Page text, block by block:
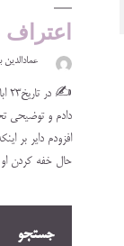
اعتراف
عمادالدین
دادم و توضیحی
افزودم دایر بر
حال خفه کردن او
جستجو